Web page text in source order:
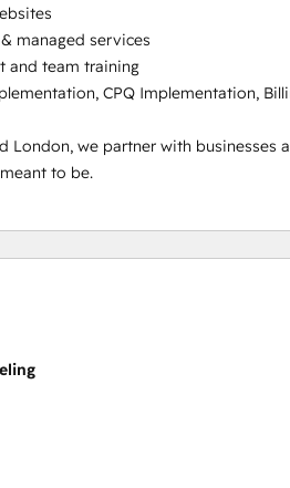
managed services
and team training
CPQ Implementation,
London, we partner with
to be.